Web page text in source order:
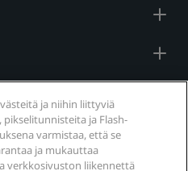
ja niihin liittyviä
ja Flash-
varmistaa, että se
ja mukauttaa
verkkosivuston liikennettä